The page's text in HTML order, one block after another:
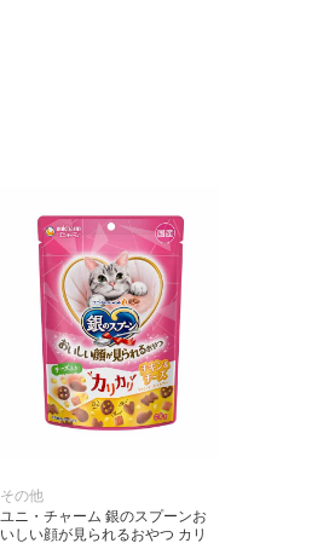
その他
ユニ・チャーム 銀のスプーンお
いしい顔が見られるおやつ カリ